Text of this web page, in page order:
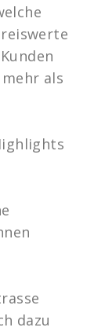
als
dazu